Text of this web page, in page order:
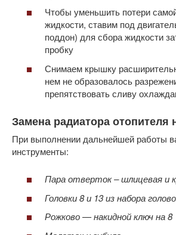
Чтобы уменьшить потери
жидкости, ставим под
поддон) для сбора жидкости
пробку
Снимаем крышку
нем не образовалось
препятствовать сливу
Замена радиатора отопителя
При выполнении дальнейшей работы
инструменты:
Пара отверток – шлицевая и
Головки 8 и 13 из набора
Рожково — накидной ключ на 8